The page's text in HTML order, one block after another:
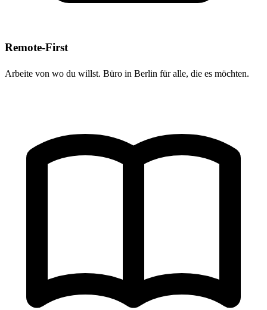
Remote-First
Arbeite von wo du willst. Büro in Berlin für alle, die es möchten.